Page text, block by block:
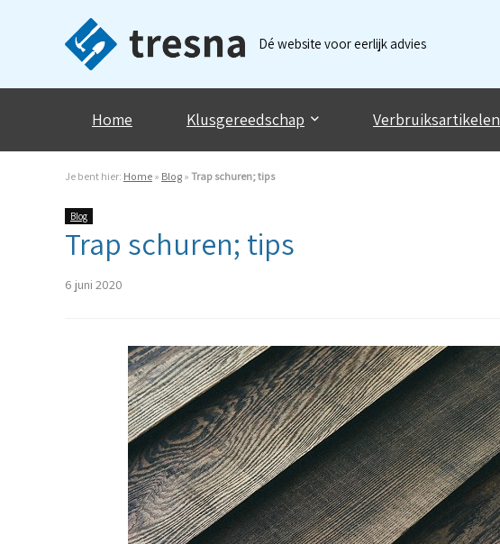
Dé website voor eerlijk advies
Home Klusgereedschap Verbruiksartikelen
Je bent hier: Home » Blog » Trap schuren; tips
Blog
Trap schuren; tips
6 juni 2020